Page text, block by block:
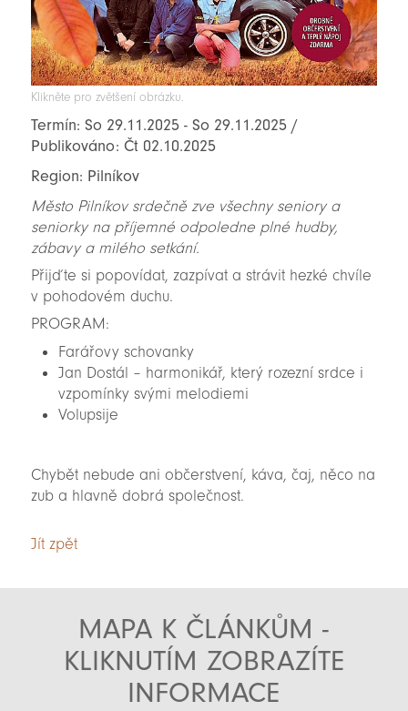
Klikněte pro zvětšení obrázku.
Termín: So 29.11.2025 - So 29.11.2025 /
Publikováno: Čt 02.10.2025
Region: Pilníkov
Město Pilníkov srdečně zve všechny seniory a
seniorky na příjemné odpoledne plné hudby,
zábavy a milého setkání.
Přijďte si popovídat, zazpívat a strávit hezké chvíle
v pohodovém duchu.
PROGRAM:
Farářovy schovanky
Jan Dostál – harmonikář, který rozezní srdce i
vzpomínky svými melodiemi
Volupsije
Chybět nebude ani občerstvení, káva, čaj, něco na
zub a hlavně dobrá společnost.
Jít zpět
MAPA K ČLÁNKŮM -
KLIKNUTÍM ZOBRAZÍTE
INFORMACE